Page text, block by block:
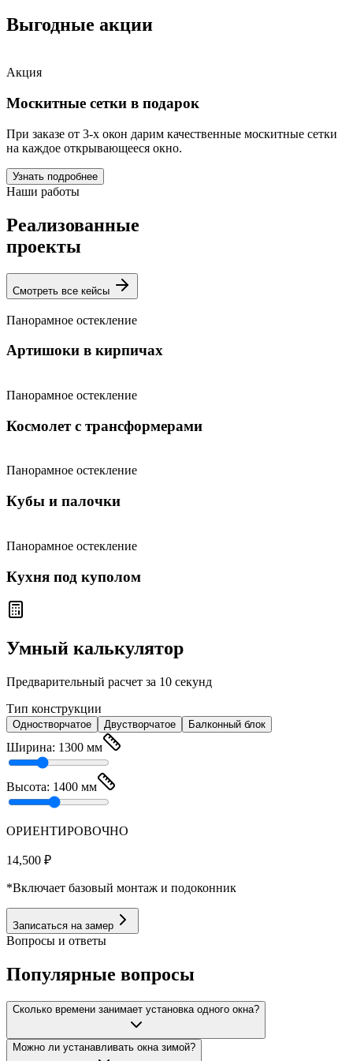
Выгодные акции
Акция
Москитные сетки в подарок
При заказе от 3-х окон дарим качественные москитные сетки
на каждое открывающееся окно.
Узнать подробнее
Наши работы
Реализованные
проекты
Смотреть все кейсы
Панорамное остекление
Артишоки в кирпичах
Панорамное остекление
Космолет с трансформерами
Панорамное остекление
Кубы и палочки
Панорамное остекление
Кухня под куполом
Умный калькулятор
Предварительный расчет за 10 секунд
Тип конструкции
Одностворчатое Двустворчатое Балконный блок
Ширина: 1300 мм
Высота: 1400 мм
ОРИЕНТИРОВОЧНО
14,500 ₽
*Включает базовый монтаж и подоконник
Записаться на замер
Вопросы и ответы
Популярные вопросы
Сколько времени занимает установка одного окна?
Можно ли устанавливать окна зимой?